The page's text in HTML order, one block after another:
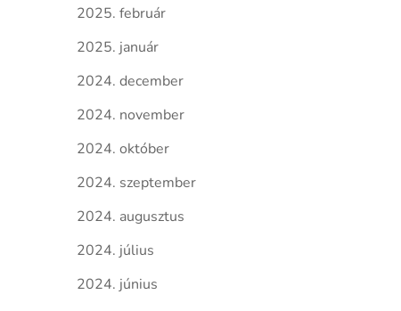
2025. február
2025. január
2024. december
2024. november
2024. október
2024. szeptember
2024. augusztus
2024. július
2024. június